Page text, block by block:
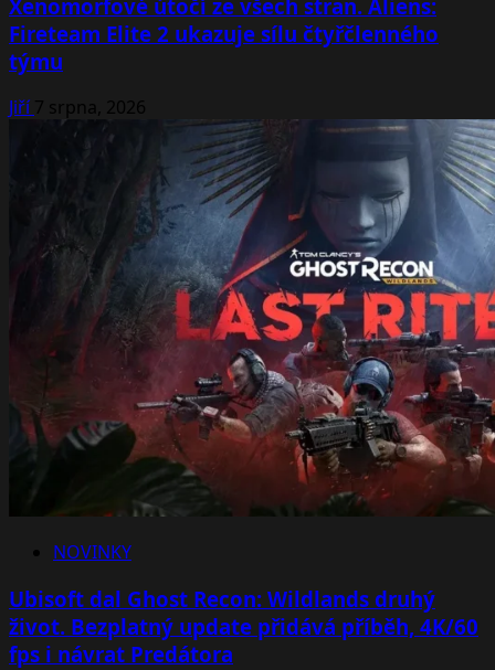
Xenomorfové útočí ze všech stran. Aliens:
Fireteam Elite 2 ukazuje sílu čtyřčlenného
týmu
Jiří7 srpna, 2026
NOVINKY
Ubisoft dal Ghost Recon: Wildlands druhý
život. Bezplatný update přidává příběh, 4K/60
fps i návrat Predátora